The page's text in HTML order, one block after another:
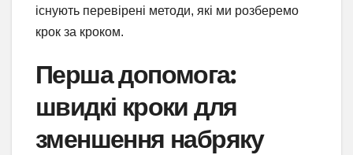
існують перевірені методи, які ми розберемо
крок за кроком.
Перша допомога:
швидкі кроки для
зменшення набряку